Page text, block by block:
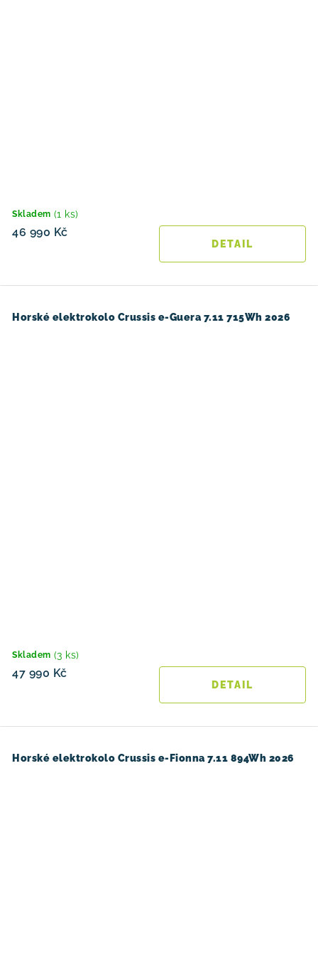
Skladem (1 ks)
46 990 Kč
Horské elektrokolo Crussis e-Guera 7.11 715Wh 2026
Skladem (3 ks)
47 990 Kč
Horské elektrokolo Crussis e-Fionna 7.11 894Wh 2026